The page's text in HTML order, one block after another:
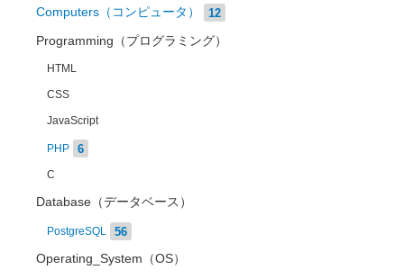
Computers（コンピュータ） 12
Programming（プログラミング）
HTML
CSS
JavaScript
PHP 6
C
Database（データベース）
PostgreSQL 56
Operating_System（OS）